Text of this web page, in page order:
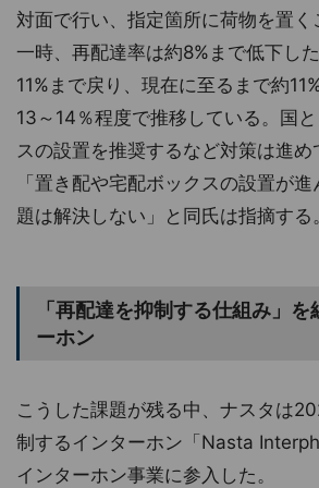
対面で行い、指定箇所に荷物を置く
一時、再配達率は約8%まで低下し
11%まで戻り、現在に至るまで約
13～14％程度で推移している。国
スの設置を推奨するなど対策は進め
「置き配や宅配ボックスの設置が
題は解決しない」と同氏は指摘する。
「再配達を抑制する仕組み」
ーホン
こうした課題が残る中、ナスタは
制するインターホン「Nasta
インターホン事業に参入した。